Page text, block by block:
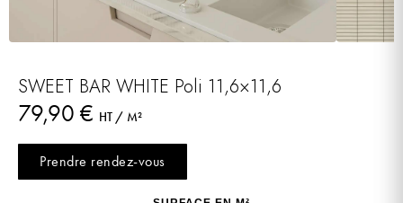
SWEET BAR WHITE Poli 11,6×11,6
79,90 € HT / M²
Prendre rendez-vous